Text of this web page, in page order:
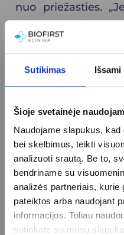
Sutikimas
Šioje svetainėje
Naudojame slapukus,
bei skelbimus, teikti
analizuoti srautą. Be to,
bendriname su
analizės partneriais, kurie
pateiktos arba naudojant
informacijos. Toliau
sutinkate su mūsų
nuo priežasties.
skiriamas
vengimas, jei
kontrolinis
gydymas ir
priežastis –
sprendžiama
trukmę,
sprendžiama
chirurginio
Gydytoja